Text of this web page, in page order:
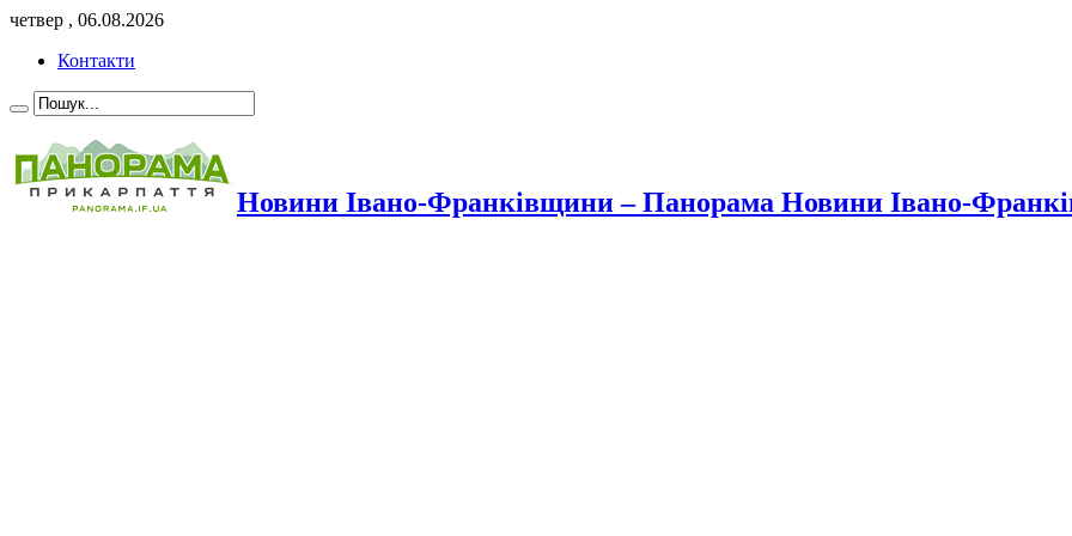
четвер , 06.08.2026
Контакти
Новини Івано-Франківщини – Панорама Новини Івано-